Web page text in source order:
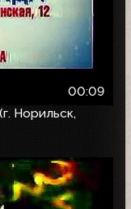
00:09
Норильск,